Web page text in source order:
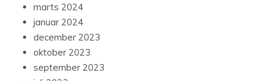
marts 2024
januar 2024
december 2023
oktober 2023
september 2023